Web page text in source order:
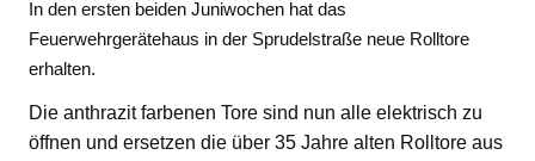
In den ersten beiden Juniwochen hat das
Feuerwehrgerätehaus in der Sprudelstraße neue Rolltore
erhalten.
Die anthrazit farbenen Tore sind nun alle elektrisch zu
öffnen und ersetzen die über 35 Jahre alten Rolltore aus